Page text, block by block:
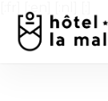
[:en] [:nl] [:]
main
content